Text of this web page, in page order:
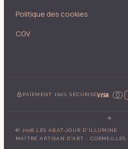
Politique des cookies
CGV
PAIEMENT 100% SÉCURISÉ
© 2026 LES ABAT-JOUR D'ILLUMINE
MAÎTRE ARTISAN D'ART ·